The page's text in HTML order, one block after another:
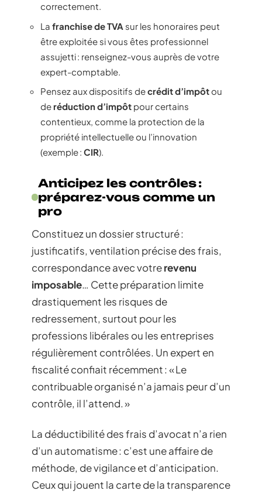
correctement.
La franchise de TVA sur les honoraires peut
être exploitée si vous êtes professionnel
assujetti : renseignez-vous auprès de votre
expert-comptable.
Pensez aux dispositifs decrédit d’impôtou
de réduction d’impôt pour certains
contentieux, comme la protection de la
propriété intellectuelle ou l’innovation
(exemple : CIR).
Anticipez les contrôles :
préparez-vous comme un
pro
Constituez un dossier structuré :
justificatifs, ventilation précise des frais,
correspondance avec votrerevenu
imposable… Cette préparation limite
drastiquement les risques de
redressement, surtout pour les
professions libérales ou les entreprises
régulièrement contrôlées. Un expert en
fiscalité confiait récemment : « Le
contribuable organisé n’a jamais peur d’un
contrôle, il l’attend. »
La déductibilité des frais d’avocat n’a rien
d’un automatisme : c’est une affaire de
méthode, de vigilance et d’anticipation.
Ceux qui jouent la carte de la transparence